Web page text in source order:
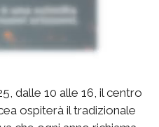
dalle 10 alle 16, il centro
ospiterà il tradizionale